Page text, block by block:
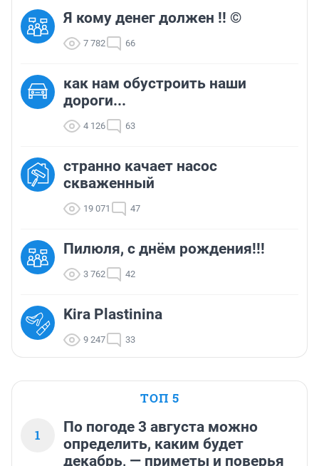
Я кому денег должен !! ©
7 782 66
как нам обустроить наши
дороги...
4 126 63
странно качает насос
скваженный
19 071 47
Пилюля, с днём рождения!!!
3 762 42
Kira Plastinina
9 247 33
ТОП 5
1
По погоде 3 августа можно
определить, каким будет
декабрь, — приметы и поверья